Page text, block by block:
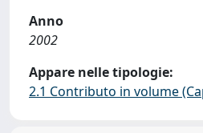
Anno
2002
Appare nelle tipologie:
2.1 Contributo in volume